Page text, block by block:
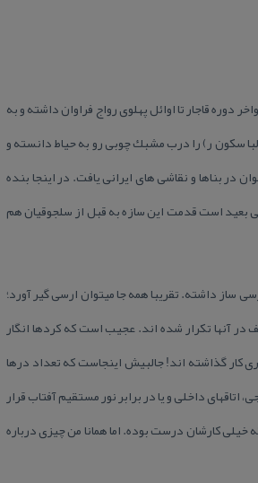
قاجار تا اوائل پهلوی رواج فراوان داشته و به
سكون ر) را درب مشبك چوبی رو به حیاط دانسته و
در بناها و نقاشی های ایرانی یافت. در اینجا بنده
بعید است قدمت این سازه به قبل از سلجوقیان هم
ساز داشته. تقریبا همه جا میتوان ارسی گیر آورد؛
وسیع كه مثلا گره چینی های با حتی ۲۴ گره هم با ابعاد مختلف در آنها تكرار شده اند. عجیب است كه كردها انگار
كار گذاشته اند! جالبیش اینجاست كه تعداد درها
داخلی و یا در برابر نور مستقیم آفتاب قرار
كارشان درست بوده. اما همانا من چیزی درباره